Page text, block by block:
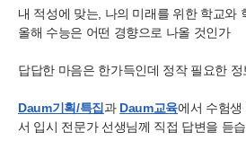
내 적성에 맞는, 나의 미래를 위한 학교와
올해 수능은 어떤 경향으로 나올 것인가
답답한 마음은 한가득인데 정작 필요한
Daum기획/특집과 Daum교육에서 수험생
서 입시 전문가 선생님께 직접 답변을 듣